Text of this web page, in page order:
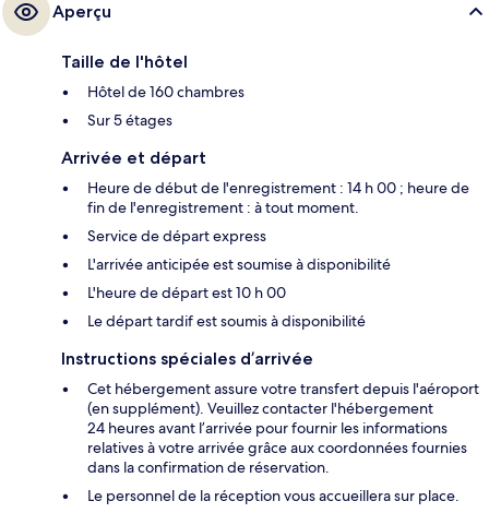
Aperçu
Taille de l'hôtel
Hôtel de 160 chambres
Sur 5 étages
Arrivée et départ
Heure de début de l'enregistrement : 14 h 00 ; heure de
fin de l'enregistrement : à tout moment.
Service de départ express
L'arrivée anticipée est soumise à disponibilité
L'heure de départ est 10 h 00
Le départ tardif est soumis à disponibilité
Instructions spéciales d’arrivée
Cet hébergement assure votre transfert depuis l'aéroport
(en supplément). Veuillez contacter l'hébergement
24 heures avant l’arrivée pour fournir les informations
relatives à votre arrivée grâce aux coordonnées fournies
dans la confirmation de réservation.
Le personnel de la réception vous accueillera sur place.